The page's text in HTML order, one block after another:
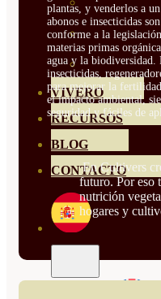
VIVERO
RECURSOS
BLOG
CONTACTO
plantas, y venderlos a
abonos e insecticidas
conforme a la
materias primas
agua y la biodiversidad.
insecticidas,
para mejorar la
el impacto ambiental,
seguridad y fáciles de
En Cultivers
futuro. Por eso
nutrición
hogares y